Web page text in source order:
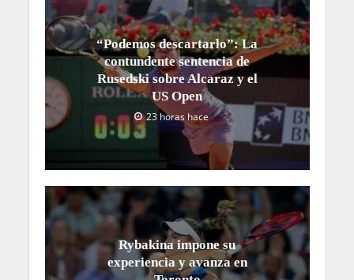
“Podemos descartarlo”: La
contundente sentencia de
Rusedski sobre Alcaraz y el
US Open
23 horas hace
Rybakina impone su
experiencia y avanza en